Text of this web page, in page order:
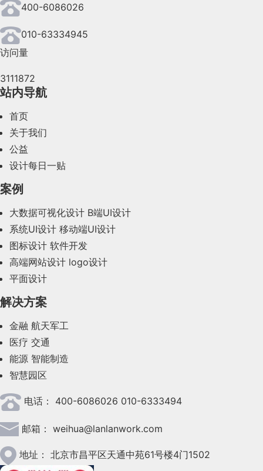
2024年7月(107)
2024年6月(63)
2024年4月(44)
2024年2月(58)
2023年10月(14)
2023年8月(88)
2023年7月(62)
2023年6月(58)
2023年5月(28)
2023年4月(47)
2023年3月(37)
2023年2月(90)
2023年1月(78)
400-6086026
010-63334945
访问量
3111872
站内导航
首页
关于我们
公益
设计每日一贴
案例
大数据可视化设计 B端UI设计
系统UI设计 移动端UI设计
图标设计 软件开发
高端网站设计 logo设计
平面设计
解决方案
金融 航天军工
医疗 交通
能源 智能制造
智慧园区
电话： 400-6086026 010-6333494
邮箱： weihua@lanlanwork.com
地址： 北京市昌平区天通中苑61号楼4门1502